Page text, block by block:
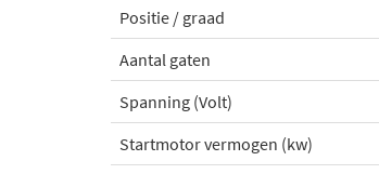
Positie / graad
Aantal gaten
Spanning (Volt)
Startmotor vermogen (kw)